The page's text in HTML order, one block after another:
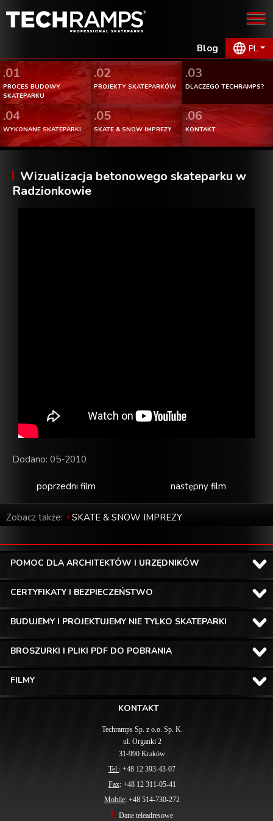
Blog PL
.01
PROCES BUDOWY
SKATEPARKU
.02
PROJEKTY SKATEPARKÓW
.03
DLACZEGO TECHRAMPS?
.04
WYKONANE SKATEPARKI
.05
SKATE & SNOW IMPREZY
.06
KONTAKT
Wizualizacja betonowego skateparku w
Radzionkowie
Dodano: 05-2010
następny film
poprzedni film
Zobacz także: SKATE & SNOW IMPREZY
POMOC DLA ARCHITEKTÓW I URZĘDNIKÓW
CERTYFIKATY I BEZPIECZEŃSTWO
BUDUJEMY I PROJEKTUJEMY NIE TYLKO SKATEPARKI
BROSZURKI I PLIKI PDF DO POBRANIA
FILMY
KONTAKT
Techramps Sp. z o.o. Sp. K.
ul. Organki 2
31-990 Kraków
Tel. : +48 12 393-43-07
Fax: +48 12 311-05-41
Mobile: +48 514-730-272
Dane teleadresowe